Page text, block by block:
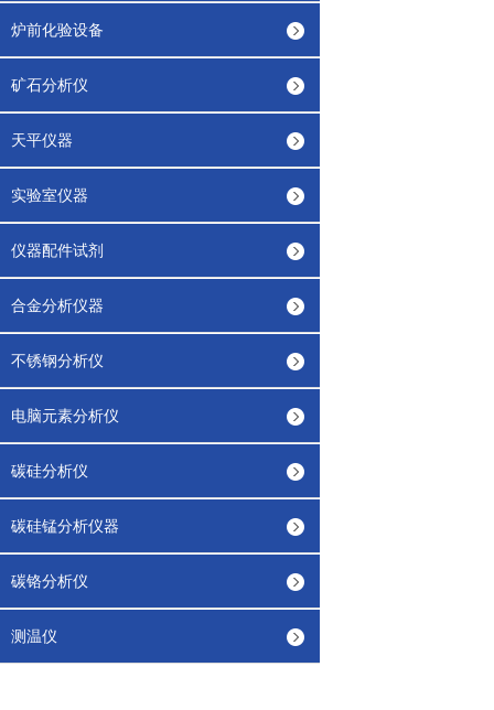
炉前化验设备
矿石分析仪
天平仪器
实验室仪器
仪器配件试剂
合金分析仪器
不锈钢分析仪
电脑元素分析仪
碳硅分析仪
碳硅锰分析仪器
碳铬分析仪
测温仪